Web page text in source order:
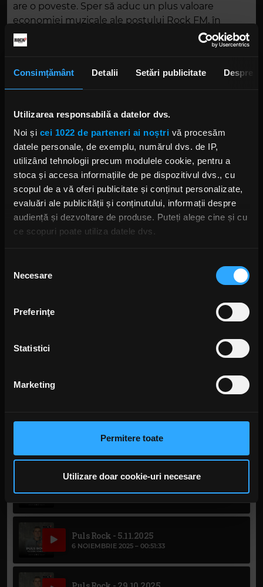
Consimțământ Detalii Setări publicitate Despre
Utilizarea responsabilă a datelor dvs.
Noi și cei 1022 de parteneri ai noștri vă procesăm
datele personale, de exemplu, numărul dvs. de IP,
utilizând tehnologii precum modulele cookie, pentru a
stoca și accesa informațiile de pe dispozitivul dvs., cu
scopul de a vă oferi publicitate și conținut personalizate,
evaluări ale publicității și conținutului, informații despre
audiență și dezvoltare de produse. Puteți alege cine și cu
ce scopuri poate utiliza datele dvs.
Să colectăm informațiile cu privire la locația dvs.
Să vă identificăm dispozitivul scanândul-l în mod
activ după caracteristici specifice (amprentare)
dvs. personale și configurați-vă preferințele la
secțiunea
anunțurile, pentru a oferi funcții de rețele sociale și pentru
a analiza traficul. De asemenea, le oferim partenerilor de
privire la modul în care folosiți site-ul nostru. Aceștia le
pot combina cu alte informații oferite de dvs. sau culese
în urma folosirii serviciilor lor. În cazul în care alegeți să
continuați să utilizați website-ul nostru, sunteți de acord
cu utilizarea modulelor noastre cookie.
consimțământului
Necesare
Preferinţe
Statistici
Marketing
Permitere toate
Utilizare doar cookie-uri necesare
are o poveste. Sper să aduc un plus valoare
economiei muzicale ale postului Rock FM, în
această oră, în fiecare miercuri de la 19.00. Radioul
mi-a oferit și sunt sigur că îmi va oferi în
Alte podcasturi
Puls Rock - 31.12.2025
3 IANUARIE 2026 – 00:51:19
Puls Rock - 24.12.2025
Puls Rock - 19.11.2025
13 NOIEMBRIE 2025 –00:50:55
Puls Rock - 5.11.2025
6 NOIEMBRIE 2025 – 00:51:33